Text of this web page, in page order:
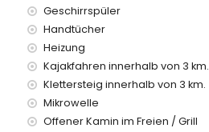
Geschirrspüler
Handtücher
Heizung
Kajakfahren innerhalb von 3 km.
Klettersteig innerhalb von 3 km.
Mikrowelle
Offener Kamin im Freien / Grill